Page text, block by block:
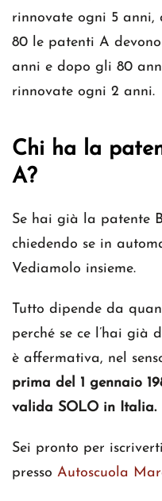
rinnovate ogni 5
80 le patenti A
anni e dopo gli 80
rinnovate ogni 2 anni.
Chi ha la
A?
Se hai già la patente
chiedendo se in
Vediamolo insieme.
Tutto dipende da
perché se ce l’hai già
è affermativa, nel
prima del 1 gennaio
valida SOLO in Italia.
Sei pronto per
presso Autoscuola